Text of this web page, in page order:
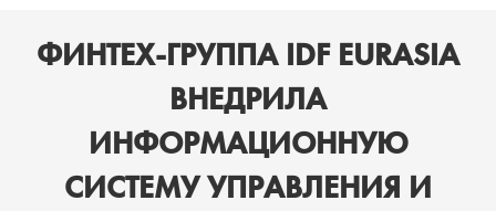
ФИНТЕХ-ГРУППА IDF EURASIA
ВНЕДРИЛА
ИНФОРМАЦИОННУЮ
СИСТЕМУ УПРАВЛЕНИЯ И